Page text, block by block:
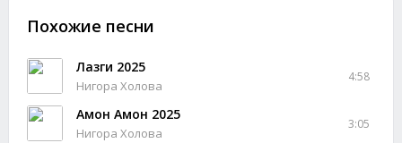
Похожие песни
Лазги 2025
Нигора Холова
4:58
Амон Амон 2025
Нигора Холова
3:05